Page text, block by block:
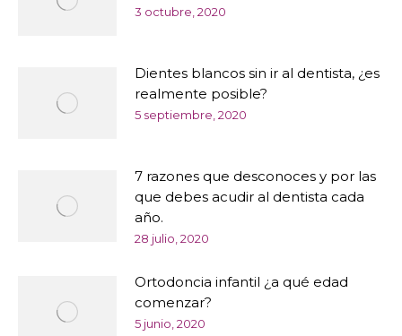
3 octubre, 2020
Dientes blancos sin ir al dentista, ¿es
realmente posible?
5 septiembre, 2020
7 razones que desconoces y por las
que debes acudir al dentista cada
año.
28 julio, 2020
Ortodoncia infantil ¿a qué edad
comenzar?
5 junio, 2020